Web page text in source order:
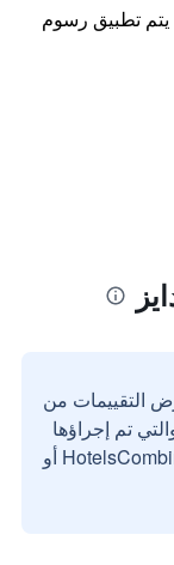
يتم تطبيق رسوم
التقييمات من
تم إجراؤها
بواسطة مستخدمين حقيقيين مع HotelsCombined أو